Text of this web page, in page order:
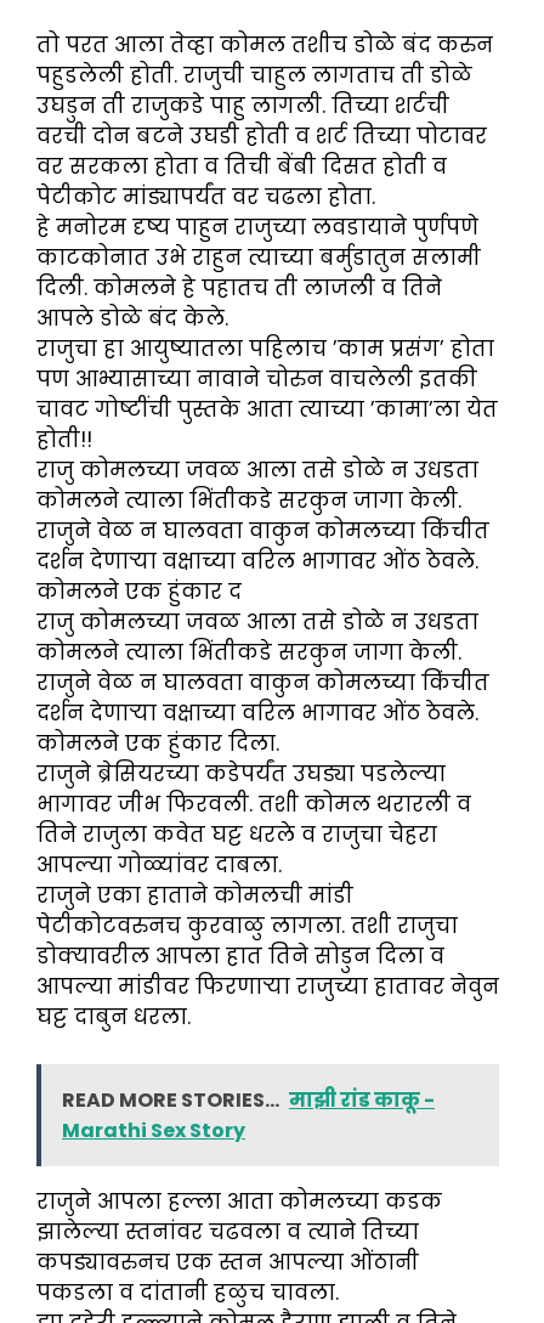
तो परत आला तेव्हा कोमल तशीच डोळे बंद करुन
पहुडलेली होती. राजुची चाहुल लागताच ती डोळे
उघडुन ती राजुकडे पाहु लागली. तिच्या शर्टची
वरची दोन बटने उघडी होती व शर्ट तिच्या पोटावर
वर सरकला होता व तिची बेंबी दिसत होती व
पेटीकोट मांड्यापर्यंत वर चढला होता.
हे मनोरम दृष्य पाहुन राजुच्या लवडायाने पुर्णपणे
काटकोनात उभे राहुन त्याच्या बर्मुडातुन सलामी
दिली. कोमलने हे पहातच ती लाजली व तिने
आपले डोळे बंद केले.
राजुचा हा आयुष्यातला पहिलाच ’काम प्रसंग’ होता
पण आभ्यासाच्या नावाने चोरुन वाचलेली इतकी
चावट गोष्टींची पुस्तके आता त्याच्या ’कामा’ला येत
होती!!
राजु कोमलच्या जवळ आला तसे डोळे न उधडता
कोमलने त्याला भिंतीकडे सरकुन जागा केली.
राजुने वेळ न घालवता वाकुन कोमलच्या किंचीत
दर्शन देणाऱ्या वक्षाच्या वरिल भागावर ओंठ ठेवले.
कोमलने एक हुंकार द
राजु कोमलच्या जवळ आला तसे डोळे न उधडता
कोमलने त्याला भिंतीकडे सरकुन जागा केली.
राजुने वेळ न घालवता वाकुन कोमलच्या किंचीत
दर्शन देणाऱ्या वक्षाच्या वरिल भागावर ओंठ ठेवले.
कोमलने एक हुंकार दिला.
राजुने ब्रेसियरच्या कडेपर्यंत उघड्या पडलेल्या
भागावर जीभ फिरवली. तशी कोमल थरारली व
तिने राजुला कवेत घट्ट धरले व राजुचा चेहरा
आपल्या गोळ्यांवर दाबला.
राजुने एका हाताने कोमलची मांडी
पेटीकोटवरुनच कुरवाळु लागला. तशी राजुचा
डोक्यावरील आपला हात तिने सोडुन दिला व
आपल्या मांडीवर फिरणाऱ्या राजुच्या हातावर नेवुन
घट्ट दाबुन धरला.
READ MORE STORIES... माझी रांड काकू -
Marathi Sex Story
राजुने आपला हल्ला आता कोमलच्या कडक
झालेल्या स्तनांवर चढवला व त्याने तिच्या
कपड्यावरुनच एक स्तन आपल्या ओंठानी
पकडला व दांतानी हळुच चावला.